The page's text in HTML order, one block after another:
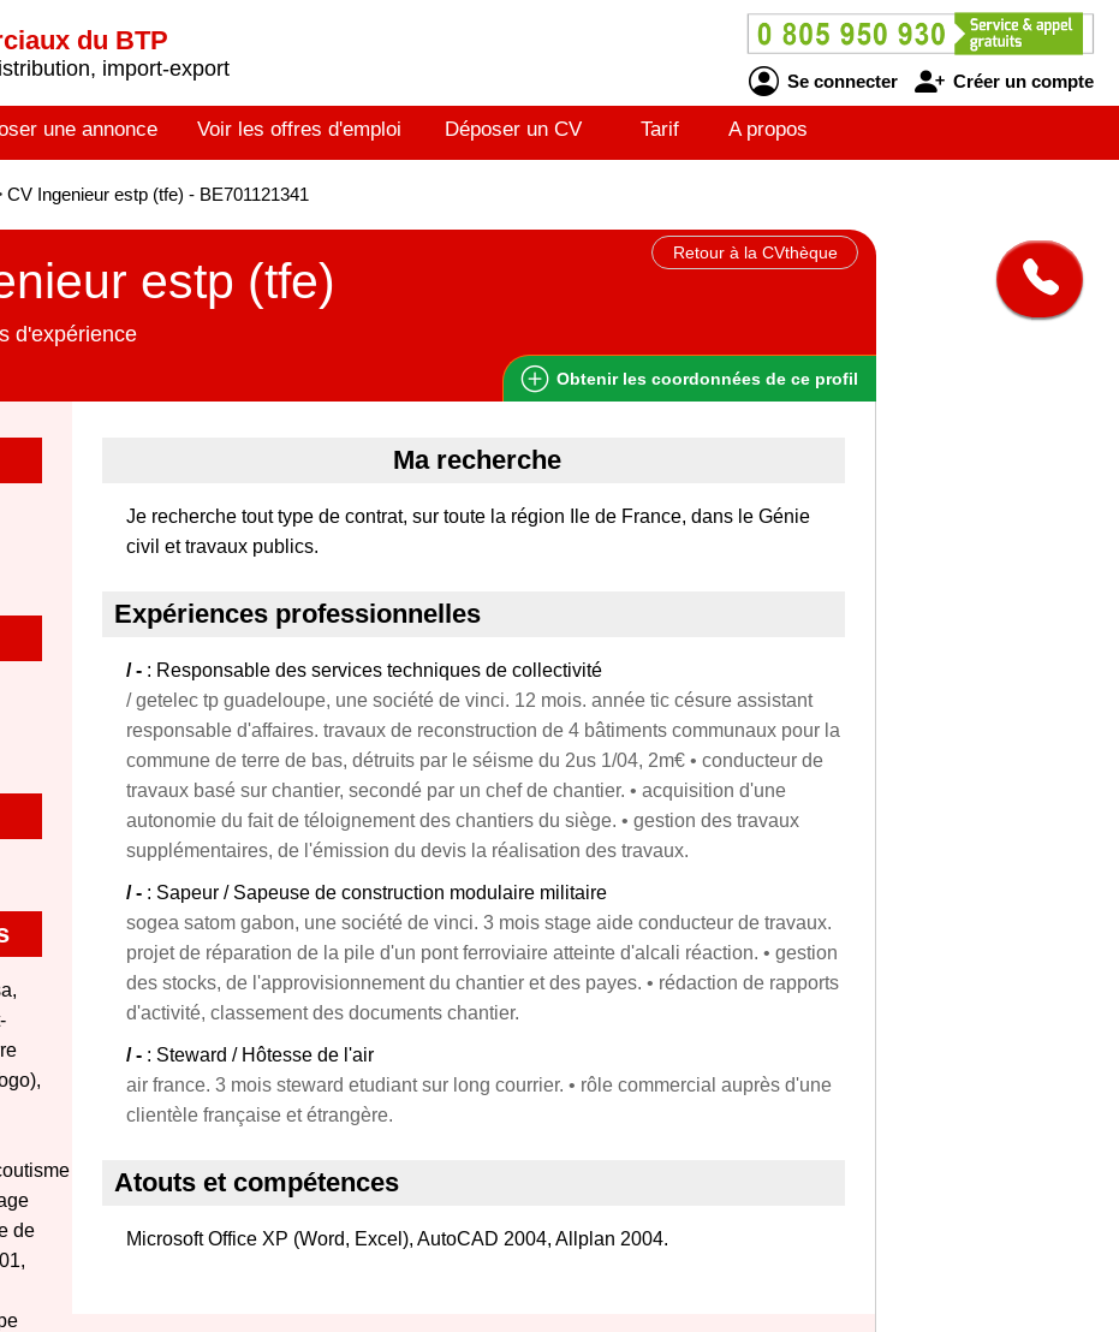
du BTP
import-export
Se connecter Créer un compte
une annonce Voir les offres d'emploi Déposer un CV Tarif A propos
CV Ingenieur estp (tfe) - BE701121341
Retour à la CVthèque
estp (tfe)
d'expérience
Obtenir les coordonnées de ce profil
de
Ma recherche
Je recherche tout type de contrat, sur toute la région Ile de France, dans le Génie
civil et travaux publics.
Expériences professionnelles
/ - : Responsable des services techniques de collectivité
/ getelec tp guadeloupe, une société de vinci. 12 mois. année tic césure assistant
responsable d'affaires. travaux de reconstruction de 4 bâtiments communaux pour la
commune de terre de bas, détruits par le séisme du 2us 1/04, 2m€ • conducteur de
travaux basé sur chantier, secondé par un chef de chantier. • acquisition d'une
autonomie du fait de téloignement des chantiers du siège. • gestion des travaux
supplémentaires, de l'émission du devis la réalisation des travaux.
/ - : Sapeur / Sapeuse de construction modulaire militaire
sogea satom gabon, une société de vinci. 3 mois stage aide conducteur de travaux.
projet de réparation de la pile d'un pont ferroviaire atteinte d'alcali réaction. • gestion
des stocks, de l'approvisionnement du chantier et des payes. • rédaction de rapports
d'activité, classement des documents chantier.
/ - : Steward / Hôtesse de l'air
air france. 3 mois steward etudiant sur long courrier. • rôle commercial auprès d'une
clientèle française et étrangère.
Atouts et compétences
Microsoft Office XP (Word, Excel), AutoCAD 2004, Allplan 2004.